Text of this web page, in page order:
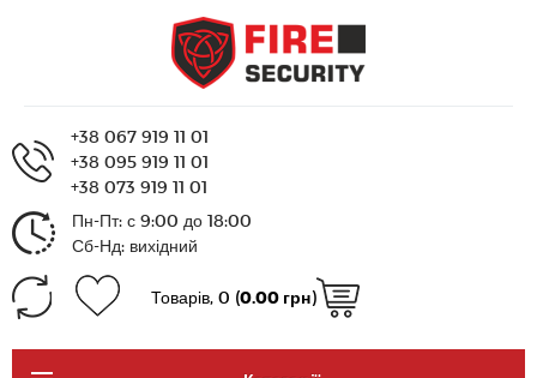
+38 067 919 11 01
+38 095 919 11 01
+38 073 919 11 01
Пн-Пт: с 9:00 до 18:00
Сб-Нд: вихідний
Товарів, 0 (0.00 грн)